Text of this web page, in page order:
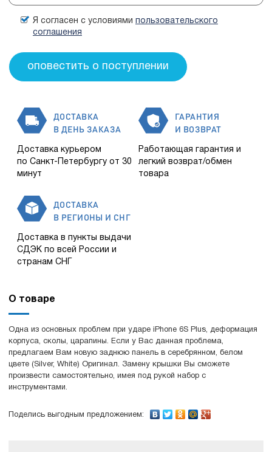
Я согласен с условиями пользовательского
соглашения
ДОСТАВКА
В ДЕНЬ ЗАКАЗА
Доставка курьером
по Санкт-Петербургу от 30
минут
ГАРАНТИЯ
И ВОЗВРАТ
Работающая гарантия и
легкий возврат/обмен
товара
ДОСТАВКА
В РЕГИОНЫ И СНГ
Доставка в пункты выдачи
СДЭК по всей России и
странам СНГ
О товаре
Одна из основных проблем при ударе iPhone 6S Plus, деформация
корпуса, сколы, царапины. Если у Вас данная проблема,
предлагаем Вам новую заднюю панель в серебрянном, белом
цвете (Silver, White) Оригинал. Замену крышки Вы сможете
произвести самостоятельно, имея под рукой набор с
инструментами.
Поделись выгодным предложением: